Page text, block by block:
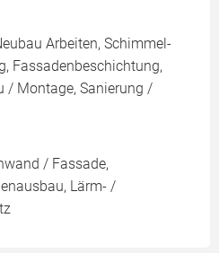
Arbeiten, Schimmel-
Fassadenbeschichtung,
/ Montage, Sanierung /
/ Fassade,
Lärm- /